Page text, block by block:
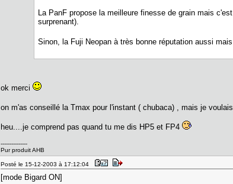
La PanF propose la meilleure finesse de grain mais
surprenant).
Sinon, la Fuji Neopan à très bonne réputation aussi
ok merci
on m'as conseillé la Tmax pour l'instant ( chubaca) , mais je
heu....je comprend pas quand tu me dis HP5 et FP4
---------------
Pur produit AHB
Posté le 15-12-2003 à 17:12:04
[mode Bigard ON]